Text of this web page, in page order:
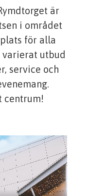
är
i området
för alla
varierat utbud
service och
centrum!